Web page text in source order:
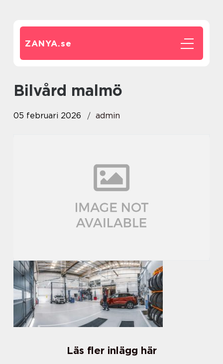
ZANYA.se
Bilvård malmö
05 februari 2026 admin
Läs fler inlägg här